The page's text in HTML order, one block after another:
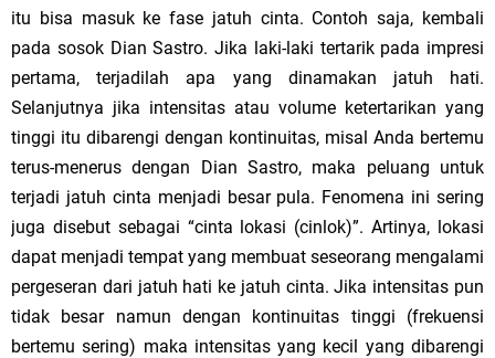
itu bisa masuk ke fase jatuh cinta. Contoh saja, kembali
pada sosok Dian Sastro. Jika laki-laki tertarik pada impresi
pertama, terjadilah apa yang dinamakan jatuh hati.
Selanjutnya jika intensitas atau volume ketertarikan yang
tinggi itu dibarengi dengan kontinuitas, misal Anda bertemu
terus-menerus dengan Dian Sastro, maka peluang untuk
terjadi jatuh cinta menjadi besar pula. Fenomena ini sering
juga disebut sebagai “cinta lokasi (cinlok)”. Artinya, lokasi
dapat menjadi tempat yang membuat seseorang mengalami
pergeseran dari jatuh hati ke jatuh cinta. Jika intensitas pun
tidak besar namun dengan kontinuitas tinggi (frekuensi
bertemu sering) maka intensitas yang kecil yang dibarengi